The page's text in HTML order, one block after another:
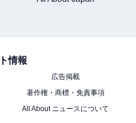
情報
広告掲載
著作権・商標・免責事項
All About ニュースについて